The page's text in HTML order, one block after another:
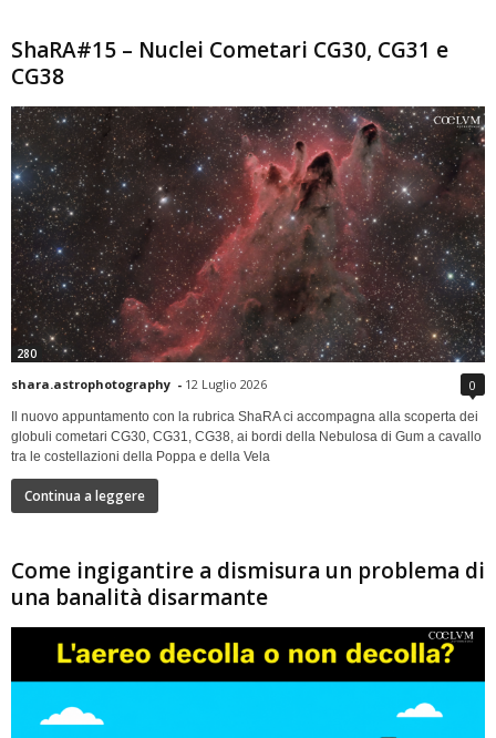
ShaRA#15 – Nuclei Cometari CG30, CG31 e
CG38
280
shara.astrophotography - 12 Luglio 2026 0
Il nuovo appuntamento con la rubrica ShaRA ci accompagna alla scoperta dei
globuli cometari CG30, CG31, CG38, ai bordi della Nebulosa di Gum a cavallo
tra le costellazioni della Poppa e della Vela
Continua a leggere
Come ingigantire a dismisura un problema di
una banalità disarmante